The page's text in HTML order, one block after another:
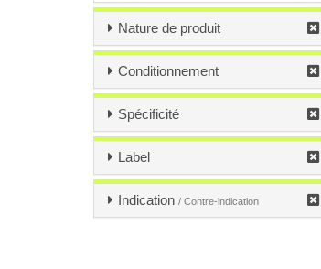
Nature de produit
Conditionnement
Spécificité
Label
Indication / Contre-indication